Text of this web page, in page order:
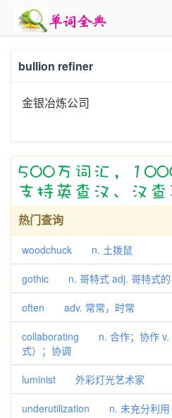
bullion refiner
金银冶炼公司
热门查询
woodchuck n. 土拨鼠
gothic n. 哥特式 adj. 哥特式的
often adv. 常常，时常
collaborating n. 合作；协作 v.
式）；协调
luminist 外彩灯光艺术家
underutilization n. 未充分利用